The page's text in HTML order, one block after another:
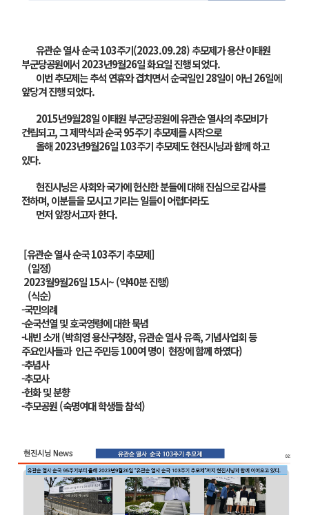
유관순 열사 순국 103주기(2023.09.28) 추모제가 용산 이태원
부군당공원에서 2023년9월26일 화요일 진행 되었다.
이번 추모제는 추석 연휴와 겹치면서 순국일인 28일이 아닌 26일에
앞당겨 진행 되었다.
2015년9월28일 이태원 부군당공원에 유관순 열사의 추모비가
건립되고, 그 제막식과 순국 95주기 추모제를 시작으로
올해 2023년9월26일 103주기 추모제도 현진시닝과 함께 하고
있다.
현진시닝은 사회와 국가에 헌신한 분들에 대해 진심으로 감사를
전하며, 이분들을 모시고 기리는 일들이 어렵더라도
먼저 앞장서고자 한다.
[유관순 열사 순국 103주기 추모제]
(일정)
2023월9월26일 15시~ (약40분 진행)
(식순)
-국민의례
-순국선열 및 호국영령에 대한 묵념
-내빈 소개 (박희영 용산구청장, 유관순 열사 유족, 기념사업회 등
주요인사들과 인근 주민등 100여 명이 현장에 함께 하였다)
-추념사
-추모사
-헌화 및 분향
-추모공원 (숙명여대 학생들 참석)